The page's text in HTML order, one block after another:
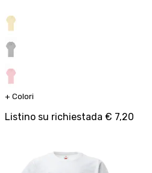
+ Colori
Listino su richiestada € 7,20